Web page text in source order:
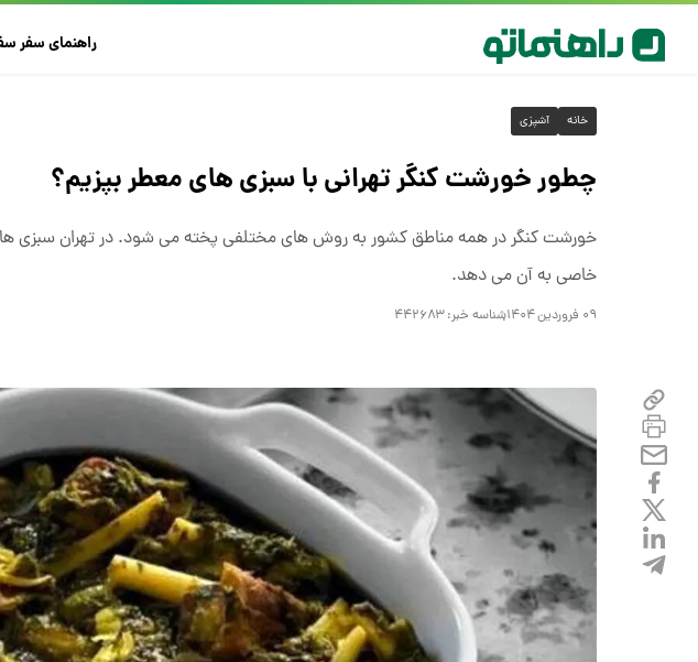
راهنمای سفر
خانه آشپزی
چطور خورشت کنگر تهرانی با سبزی های معطر بپزیم؟
خورشت کنگر در همه مناطق کشور به روش های مختلفی پخته می شود. در تهران سبزی
خاصی به آن می دهد.
۰۹ فروردین ۱۴۰۴ شناسه خبر:۴۴۲۶۸۳